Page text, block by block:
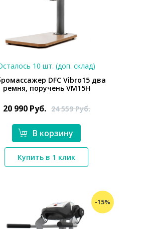
*}
10 шт. (доп. склад)
DFC Vibro15 два
ремня, поручень VM15H
20 990 Руб. 24 559Руб.
В корзину
Купить в 1 клик
-15%